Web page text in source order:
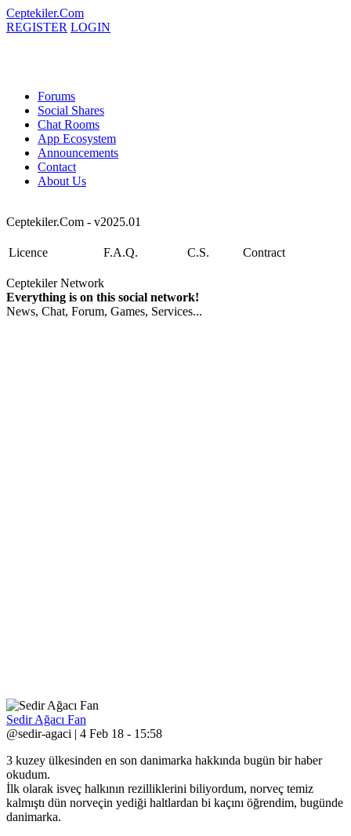
Ceptekiler.Com
REGISTER LOGIN
Forums
Social Shares
Chat Rooms
App Ecosystem
Announcements
Contact
About Us
Ceptekiler.Com - v2025.01
Licence F.A.Q. C.S. Contract
Ceptekiler Network
Everything is on this social network!
News, Chat, Forum, Games, Services...
Sedir Ağacı Fan
@sedir-agaci | 4 Feb 18 - 15:58
3 kuzey ülkesinden en son danimarka hakkında bugün bir haber
okudum.
İlk olarak isveç halkının rezilliklerini biliyordum, norveç temiz
kalmıştı dün norveçin yediği haltlardan bi kaçını öğrendim, bugünde
danimarka.